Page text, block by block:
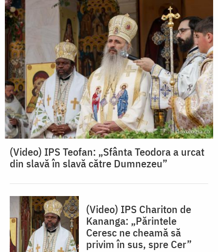
(Video) IPS Teofan: „Sfânta Teodora a urcat
din slavă în slavă către Dumnezeu”
(Video) IPS Chariton de
Kananga: „Părintele
Ceresc ne cheamă să
privim în sus, spre Cer”